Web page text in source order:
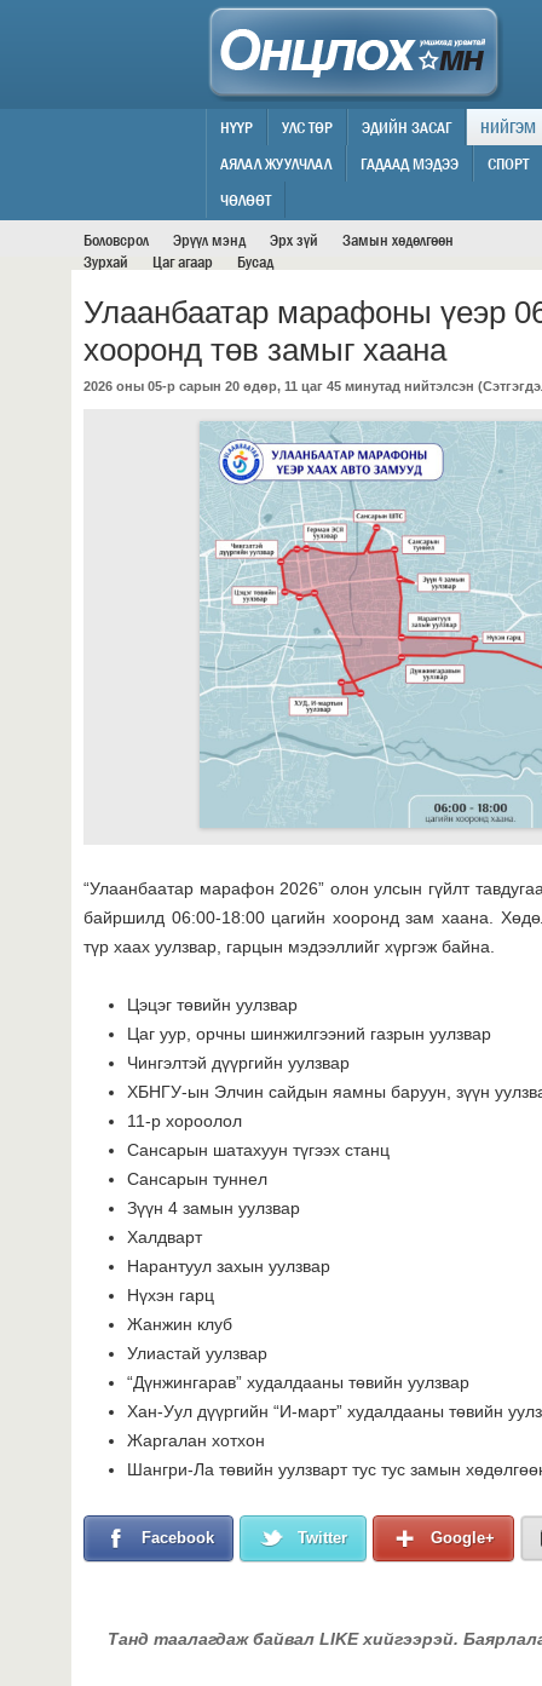
НИЙГЭМ
НҮҮР УЛС ТӨР ЭДИЙН ЗАСАГ
НИЙГЭМ
АЯЛАЛ ЖУУЛЧЛАЛ
ГАДААД МЭДЭЭ
СПОРТ
ЧӨЛӨӨТ
Боловсрол
Эрүүл мэнд Эрх зүй
Замын хөдөлгөөн
Зурхай
Цаг агаар Бусад
Улаанбаатар марафоны үеэр
хооронд төв замыг хаана
2026 оны 05-р сарын 20 өдөр, 11 цаг 45 минутад нийтэлсэн (
“Улаанбаатар марафон 2026” олон улсын гүйлт
байршилд 06:00-18:00 цагийн хооронд зам хаана.
түр хаах уулзвар, гарцын мэдээллийг хүргэж байна.
Цэцэг төвийн уулзвар
Цаг уур, орчны шинжилгээний газрын уулзвар
Чингэлтэй дүүргийн уулзвар
ХБНГУ-ын Элчин сайдын яамны баруун, зүүн
11-р хороолол
Сансарын шатахуун түгээх станц
Сансарын туннел
Зүүн 4 замын уулзвар
Халдварт
Нарантуул захын уулзвар
Нүхэн гарц
Жанжин клуб
Улиастай уулзвар
“Дүнжингарав” худалдааны төвийн уулзвар
Хан-Уул дүүргийн “И-март” худалдааны төвийн
Жаргалан хотхон
Шангри-Ла төвийн уулзварт тус тус замын
Facebook Twitter Google+
Танд таалагдаж байвал LIKE хийгээрэй.